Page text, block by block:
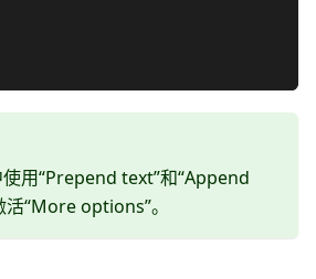
用“Prepend text”和“Append
“More options”。